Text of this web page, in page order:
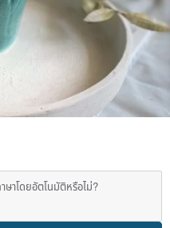
าโดยอัตโนมัติหรือไม่?